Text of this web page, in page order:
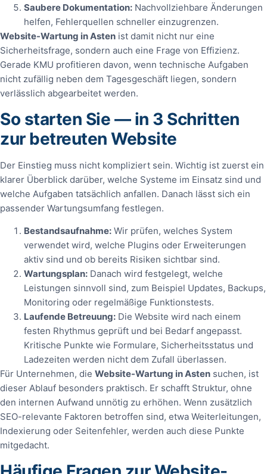
Saubere Dokumentation: Nachvollziehbare Änderungen
helfen, Fehlerquellen schneller einzugrenzen.
Website-Wartung in Asten ist damit nicht nur eine
Sicherheitsfrage, sondern auch eine Frage von Effizienz.
Gerade KMU profitieren davon, wenn technische Aufgaben
nicht zufällig neben dem Tagesgeschäft liegen, sondern
verlässlich abgearbeitet werden.
So starten Sie — in 3 Schritten
zur betreuten Website
Der Einstieg muss nicht kompliziert sein. Wichtig ist zuerst ein
klarer Überblick darüber, welche Systeme im Einsatz sind und
welche Aufgaben tatsächlich anfallen. Danach lässt sich ein
passender Wartungsumfang festlegen.
Bestandsaufnahme: Wir prüfen, welches System
verwendet wird, welche Plugins oder Erweiterungen
aktiv sind und ob bereits Risiken sichtbar sind.
Wartungsplan: Danach wird festgelegt, welche
Leistungen sinnvoll sind, zum Beispiel Updates, Backups,
Monitoring oder regelmäßige Funktionstests.
Laufende Betreuung: Die Website wird nach einem
festen Rhythmus geprüft und bei Bedarf angepasst.
Kritische Punkte wie Formulare, Sicherheitsstatus und
Ladezeiten werden nicht dem Zufall überlassen.
Für Unternehmen, die Website-Wartung in Asten suchen, ist
dieser Ablauf besonders praktisch. Er schafft Struktur, ohne
den internen Aufwand unnötig zu erhöhen. Wenn zusätzlich
SEO-relevante Faktoren betroffen sind, etwa Weiterleitungen,
Indexierung oder Seitenfehler, werden auch diese Punkte
mitgedacht.